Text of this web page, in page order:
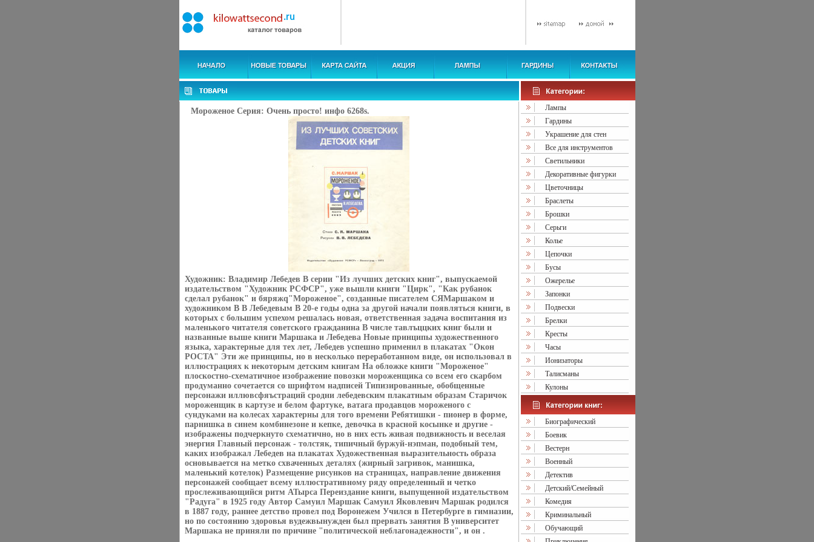
Мороженое Серия: Очень просто! инфо 6268s.
Художник: Владимир Лебедев В серии "Из лучших детских книг", выпускаемой
издательством "Художник РСФСР", уже вышли книги "Цирк", "Как рубанок
сделал рубанок" и бяряжq"Мороженое", созданные писателем СЯМаршаком и
художником В В Лебедевым В 20-е годы одна за другой начали появляться книги, в
которых с большим успехом решалась новая, ответственная задача воспитания из
маленького читателя советского гражданина В числе тавлъццких книг были и
названные выше книги Маршака и Лебедева Новые принципы художественного
языка, характерные для тех лет, Лебедев успешно применил в плакатах "Окон
РОСТА" Эти же принципы, но в несколько переработанном виде, он использовал в
иллюстрациях к некоторым детским книгам На обложке книги "Мороженое"
плоскостно-схематичное изображение повозки мороженщика со всем его скарбом
продуманно сочетается со шрифтом надписей Типизированные, обобщенные
персонажи иллювсфяъстраций сродни лебедевским плакатным образам Старичок
мороженщик в картузе и белом фартуке, ватага продавцов мороженого с
сундуками на колесах характерны для того времени Ребятишки - пионер в форме,
парнишка в синем комбинезоне и кепке, девочка в красной косынке и другие -
изображены подчеркнуто схематично, но в них есть живая подвижность и веселая
энергия Главный персонаж - толстяк, типичный буржуй-нэпман, подобный тем,
каких изображал Лебедев на плакатах Художественная выразительность образа
основывается на метко схваченных деталях (жирный загривок, манишка,
маленький котелок) Размещение рисунков на страницах, направление движения
персонажей сообщает всему иллюстративному ряду определенный и четко
прослеживающийся ритм АТырса Переиздание книги, выпущенной издательством
"Радуга" в 1925 году Автор Самуил Маршак Самуил Яковлевич Маршак родился
в 1887 году, раннее детство провел под Воронежем Учился в Петербурге в гимназии,
но по состоянию здоровья вудежвынужден был прервать занятия В университет
Маршака не приняли по причине "политической неблагонадежности", и он .
Лампы
Гардины
Украшение для стен
Все для инструментов
Светильники
Декоративные фигурки
Цветочницы
Браслеты
Брошки
Серьги
Колье
Цепочки
Бусы
Ожерелье
Запонки
Подвески
Брелки
Кресты
Часы
Ионизаторы
Талисманы
Кулоны
Биографический
Боевик
Вестерн
Военный
Детектив
Детский/Семейный
Комедия
Криминальный
Обучающий